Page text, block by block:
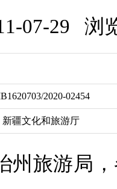
07-29 浏
2020-02454
新疆文化和旅游厅
州旅游局